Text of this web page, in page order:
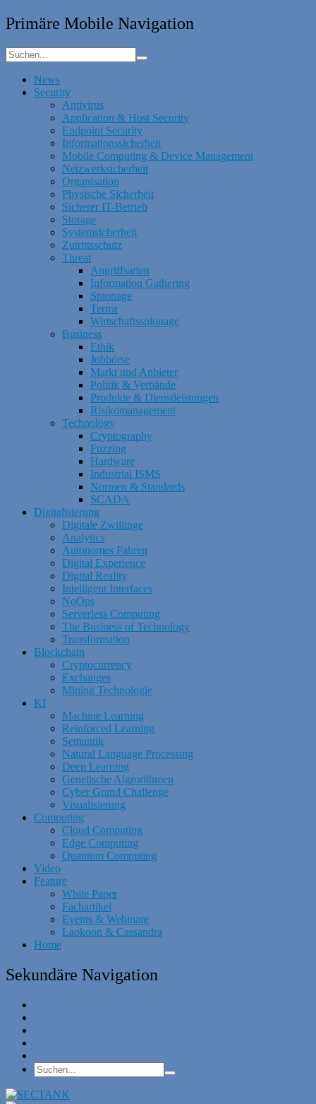
Primäre Mobile Navigation
News
Security
Antivirus
Application & Host Security
Endpoint Security
Informationssicherheit
Mobile Computing & Device Management
Netzwerksicherheit
Organisation
Physische Sicherheit
Sicherer IT-Betrieb
Storage
Systemsicherheit
Zutrittsschutz
Threat
Angriffsarten
Information Gathering
Spionage
Terror
Wirtschaftsspionage
Business
Ethik
Jobbörse
Markt und Anbieter
Politik & Verbände
Produkte & Dienstleistungen
Risikomanagement
Technology
Cryptography
Fuzzing
Hardware
Industrial ISMS
Normen & Standards
SCADA
Digitalisierung
Digitale Zwillinge
Analytics
Autonomes Fahren
Digital Experience
Digital Reality
Intelligent Interfaces
NoOps
Serverless Computing
The Business of Technology
Transformation
Blockchain
Cryptocurrency
Exchanges
Mining Technologie
KI
Machine Learning
Reinforced Learning
Semantik
Natural Language Processing
Deep Learning
Genetische Algrorithmen
Cyber Grand Challenge
Visualisierung
Computing
Cloud Computing
Edge Computing
Quantum Computing
Video
Feature
White Paper
Fachartikel
Events & Webinare
Laokoon & Cassandra
Home
Sekundäre Navigation